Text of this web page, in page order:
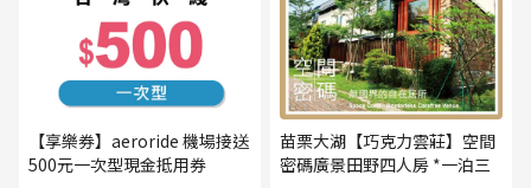
【享樂券】aeroride 機場接送
500元一次型現金抵用券
苗栗大湖【巧克力雲莊】空間
密碼廣景田野四人房 *一泊三